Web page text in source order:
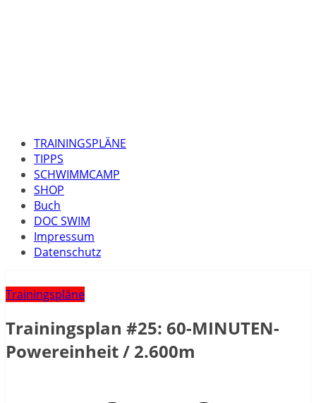
TRAININGSPLÄNE
TIPPS
SCHWIMMCAMP
SHOP
Buch
DOC SWIM
Impressum
Datenschutz
Trainingspläne
Trainingsplan #25: 60-MINUTEN-
Powereinheit / 2.600m